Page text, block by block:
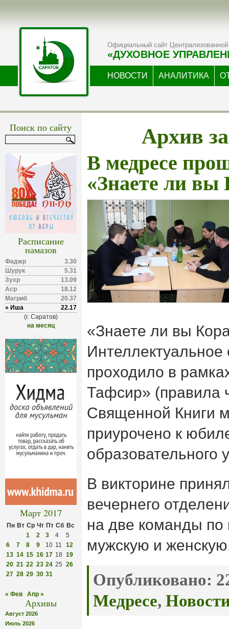
Официальный сайт Централизованной
«ДУХОВНОЕ
НОВОСТИ АНАЛИТИКА
Поиск по сайту
Расписание
намазов
Фаджр
3.30
Шурук
5.31
Зухр
13.09
Аср
18.12
Магриб
20.37
» Иша
22.17
(г. Саратов)
на месяц
Март 2017
Пн Вт Ср Чт Пт Сб Вс
1
2 3 4
5
6
7 8 9 10 11
12
13 14 15 16 17 18 19
20 21 22 23 24 25 26
27 28 29 30 31
« Фев Апр »
Архивы
Август 2026
Июль 2026
Архив
В медресе
«Знаете ли вы
«Знаете ли вы
Интеллектуальное
проходило в
Тафсир» (правила
Священной Книги
приурочено к
образовательного
В викторине
вечернего
на две команды по
мужскую и
Опубликовано:
Медресе,